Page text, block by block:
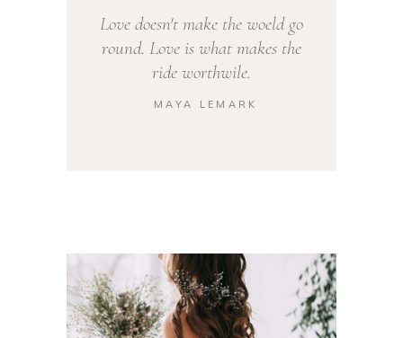
Love doesn't make the woeld go
round. Love is what makes the
ride worthwile.
MAYA LEMARK